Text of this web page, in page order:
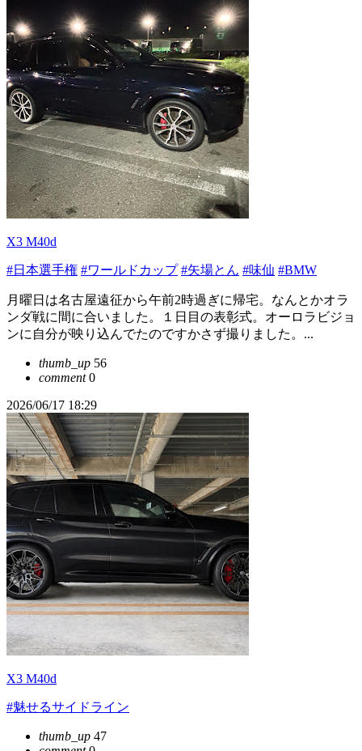
X3 M40d
#日本選手権 #ワールドカップ #矢場とん #味仙 #BMW
月曜日は名古屋遠征から午前2時過ぎに帰宅。なんとかオラ
ンダ戦に間に合いました。１日目の表彰式。オーロラビジョ
ンに自分が映り込んでたのですかさず撮りました。...
thumb_up 56
comment0
2026/06/17 18:29
X3 M40d
#魅せるサイドライン
thumb_up 47